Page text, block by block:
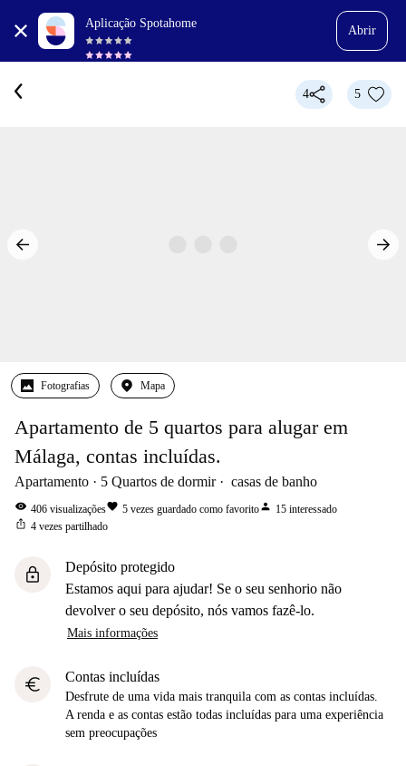
Aplicação Spotahome
Abrir
4 5
Fotografias Mapa
Apartamento de 5 quartos para alugar em
Málaga, contas incluídas.
Apartamento 5 Quartos de dormir casas de banho
visibility 406 visualizaçõesfavorite 5 vezes guardado como favoritoperson 15 interessado
ios_share 4 vezes partilhado
lock
Depósito protegido
Estamos aqui para ajudar! Se o seu senhorio não
devolver o seu depósito, nós vamos fazê-lo.
Mais informações
euro Contas incluídas
Desfrute de uma vida mais tranquila com as contas incluídas.
A renda e as contas estão todas incluídas para uma experiência
sem preocupações